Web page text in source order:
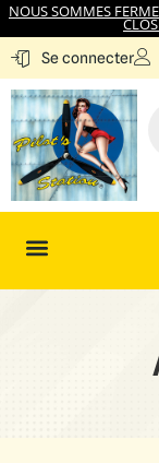
NOUS SOMMES
Se connecter